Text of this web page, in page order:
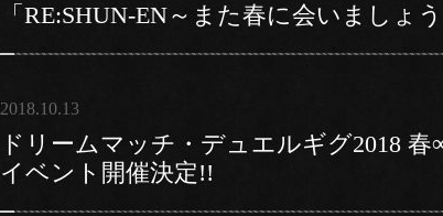
「RE:SHUN-EN～また春に会いましょ
2018.10.13
ドリームマッチ・デュエルギグ2018 春
イベント開催決定!!